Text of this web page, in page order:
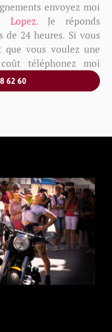
?
devouset de vos
usages non
élevés.
train de la vie peut
Merci àRobin pour ce
envoyez moi
Lopez. Je réponds
de 24 heures. Si vous
vous voulez une
téléphonez moi
62 60